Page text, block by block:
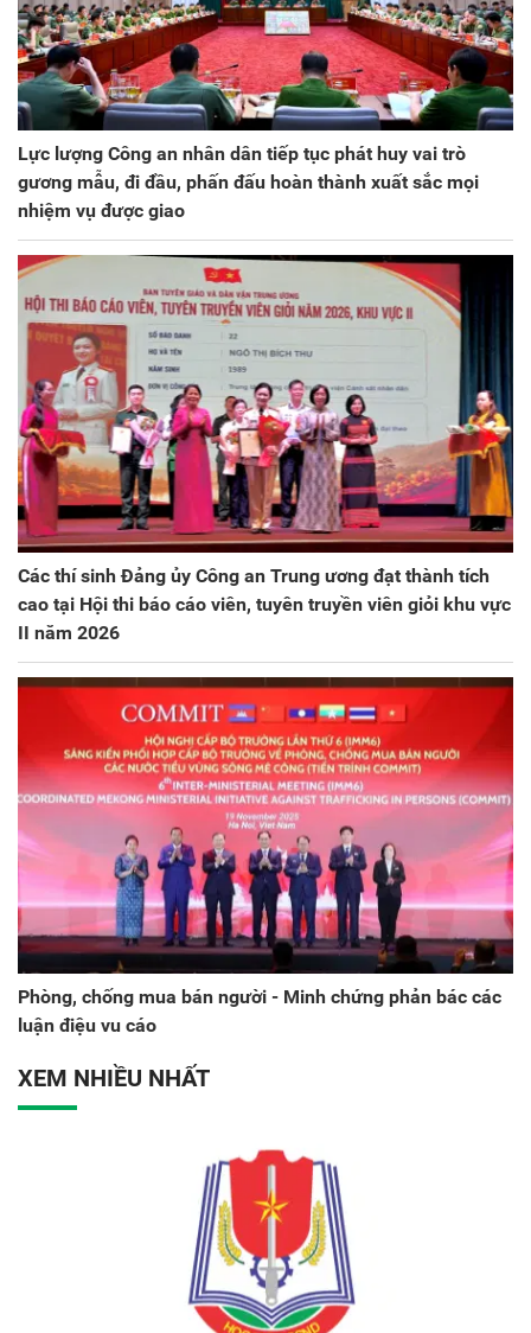
Lực lượng Công an nhân dân tiếp tục phát huy vai trò
gương mẫu, đi đầu, phấn đấu hoàn thành xuất sắc mọi
nhiệm vụ được giao
Các thí sinh Đảng ủy Công an Trung ương đạt thành tích
cao tại Hội thi báo cáo viên, tuyên truyền viên giỏi khu vực
II năm 2026
Phòng, chống mua bán người - Minh chứng phản bác các
luận điệu vu cáo
XEM NHIỀU NHẤT